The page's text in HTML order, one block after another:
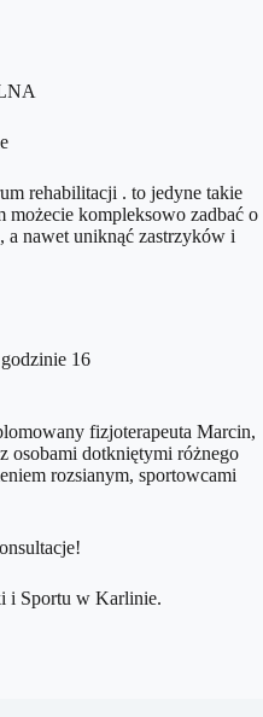
rehabilitacji . to jedyne takie
możecie kompleksowo zadbać o
a nawet uniknąć zastrzyków i
16
fizjoterapeuta Marcin,
osobami dotkniętymi różnego
rozsianym, sportowcami
i Sportu w Karlinie.